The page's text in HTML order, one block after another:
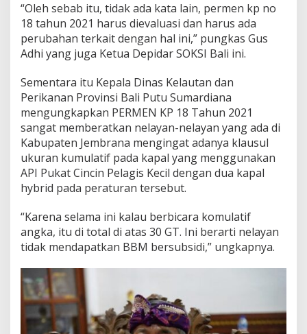
“Oleh sebab itu, tidak ada kata lain, permen kp no
18 tahun 2021 harus dievaluasi dan harus ada
perubahan terkait dengan hal ini,” pungkas Gus
Adhi yang juga Ketua Depidar SOKSI Bali ini.
Sementara itu Kepala Dinas Kelautan dan
Perikanan Provinsi Bali Putu Sumardiana
mengungkapkan PERMEN KP 18 Tahun 2021
sangat memberatkan nelayan-nelayan yang ada di
Kabupaten Jembrana mengingat adanya klausul
ukuran kumulatif pada kapal yang menggunakan
API Pukat Cincin Pelagis Kecil dengan dua kapal
hybrid pada peraturan tersebut.
“Karena selama ini kalau berbicara komulatif
angka, itu di total di atas 30 GT. Ini berarti nelayan
tidak mendapatkan BBM bersubsidi,” ungkapnya.